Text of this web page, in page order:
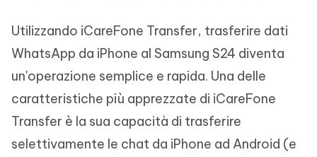
Utilizzando iCareFone Transfer, trasferire dati
WhatsApp da iPhone al Samsung S24 diventa
un'operazione semplice e rapida. Una delle
caratteristiche più apprezzate di iCareFone
Transfer è la sua capacità di trasferire
selettivamente le chat da iPhone ad Android (e